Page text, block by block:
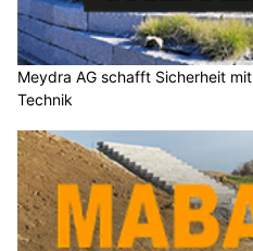
Meydra AG schafft Sicherheit
Technik